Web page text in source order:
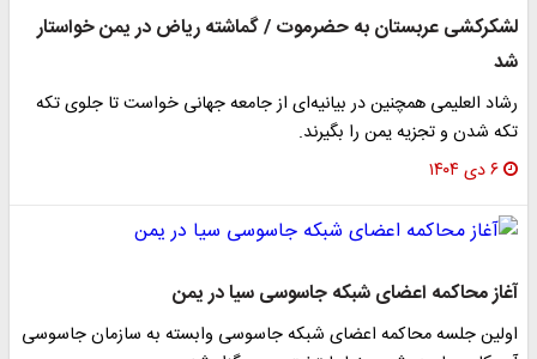
لشکرکشی عربستان به حضرموت / گماشته ریاض در یمن خواستار
شد
رشاد العلیمی همچنین در بیانیه‌ای از جامعه جهانی خواست تا جلوی تکه
تکه شدن و تجزیه یمن را بگیرند.
۶ دی ۱۴۰۴
آغاز محاکمه اعضای شبکه جاسوسی سیا در یمن
اولین جلسه محاکمه اعضای شبکه جاسوسی وابسته به سازمان جاسوسی